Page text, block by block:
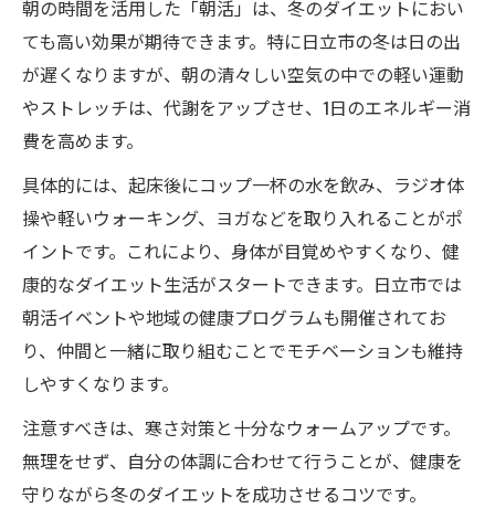
朝の時間を活用した「朝活」は、冬のダイエットにおい
ても高い効果が期待できます。特に日立市の冬は日の出
が遅くなりますが、朝の清々しい空気の中での軽い運動
やストレッチは、代謝をアップさせ、1日のエネルギー消
費を高めます。
具体的には、起床後にコップ一杯の水を飲み、ラジオ体
操や軽いウォーキング、ヨガなどを取り入れることがポ
イントです。これにより、身体が目覚めやすくなり、健
康的なダイエット生活がスタートできます。日立市では
朝活イベントや地域の健康プログラムも開催されてお
り、仲間と一緒に取り組むことでモチベーションも維持
しやすくなります。
注意すべきは、寒さ対策と十分なウォームアップです。
無理をせず、自分の体調に合わせて行うことが、健康を
守りながら冬のダイエットを成功させるコツです。